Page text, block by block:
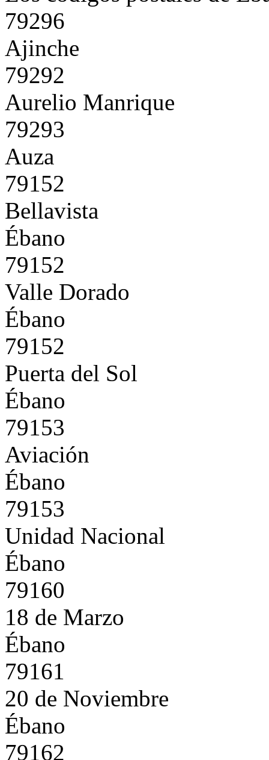
79296
Ajinche
79292
Aurelio Manrique
79293
Auza
79152
Bellavista
Ébano
79152
Valle Dorado
Ébano
79152
Puerta del Sol
Ébano
79153
Aviación
Ébano
79153
Unidad Nacional
Ébano
79160
18 de Marzo
Ébano
79161
20 de Noviembre
Ébano
79162